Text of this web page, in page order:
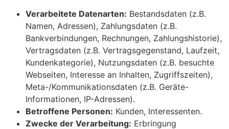
Verarbeitete Datenarten: Bestandsdaten (z.B.
Namen, Adressen), Zahlungsdaten (z.B.
Bankverbindungen, Rechnungen, Zahlungshistorie),
Vertragsdaten (z.B. Vertragsgegenstand, Laufzeit,
Kundenkategorie), Nutzungsdaten (z.B. besuchte
Webseiten, Interesse an Inhalten, Zugriffszeiten),
Meta-/Kommunikationsdaten (z.B. Geräte-
Informationen, IP-Adressen).
Betroffene Personen: Kunden, Interessenten.
Zwecke der Verarbeitung: Erbringung